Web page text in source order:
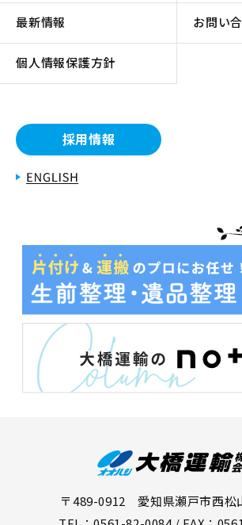
最新情報 お問い
個人情報保護方針
採用情報
〒489-0912 愛知県瀬戸市西松